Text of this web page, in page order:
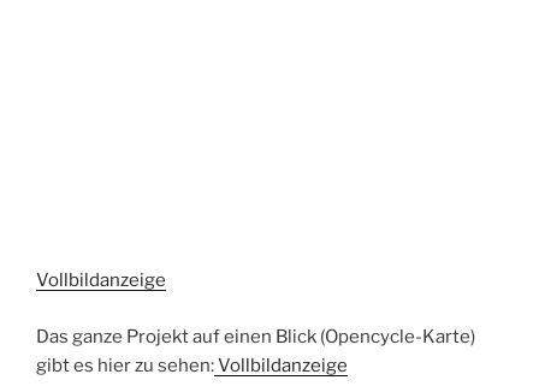
Vollbildanzeige
Das ganze Projekt auf einen Blick (Opencycle-Karte)
gibt es hier zu sehen:Vollbildanzeige